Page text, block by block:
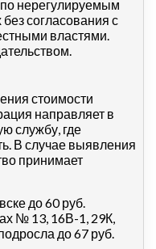
нерегулируемым
согласования с
властями.
стоимости
направляет в
службу, где
В случае выявления
принимает
до 60 руб.
№ 13, 16В-1, 29К,
до 67 руб.